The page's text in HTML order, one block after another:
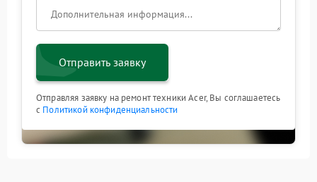
Отправить заявку
Отправляя заявку на ремонт техники Acer, Вы соглашаетесь
с Политикой конфиденциальности